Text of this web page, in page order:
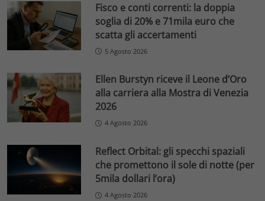
Fisco e conti correnti: la doppia
soglia di 20% e 71mila euro che
scatta gli accertamenti
5 Agosto 2026
Ellen Burstyn riceve il Leone d’Oro
alla carriera alla Mostra di Venezia
2026
4 Agosto 2026
Reflect Orbital: gli specchi spaziali
che promettono il sole di notte (per
5mila dollari l’ora)
4 Agosto 2026